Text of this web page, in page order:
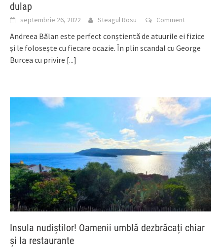
dulap
septembrie 26, 2022 Steagul Rosu Comment
Andreea Bălan este perfect conștientă de atuurile ei fizice
și le folosește cu fiecare ocazie. În plin scandal cu George
Burcea cu privire [...]
Insula nudiștilor! Oamenii umblă dezbrăcați chiar
și la restaurante